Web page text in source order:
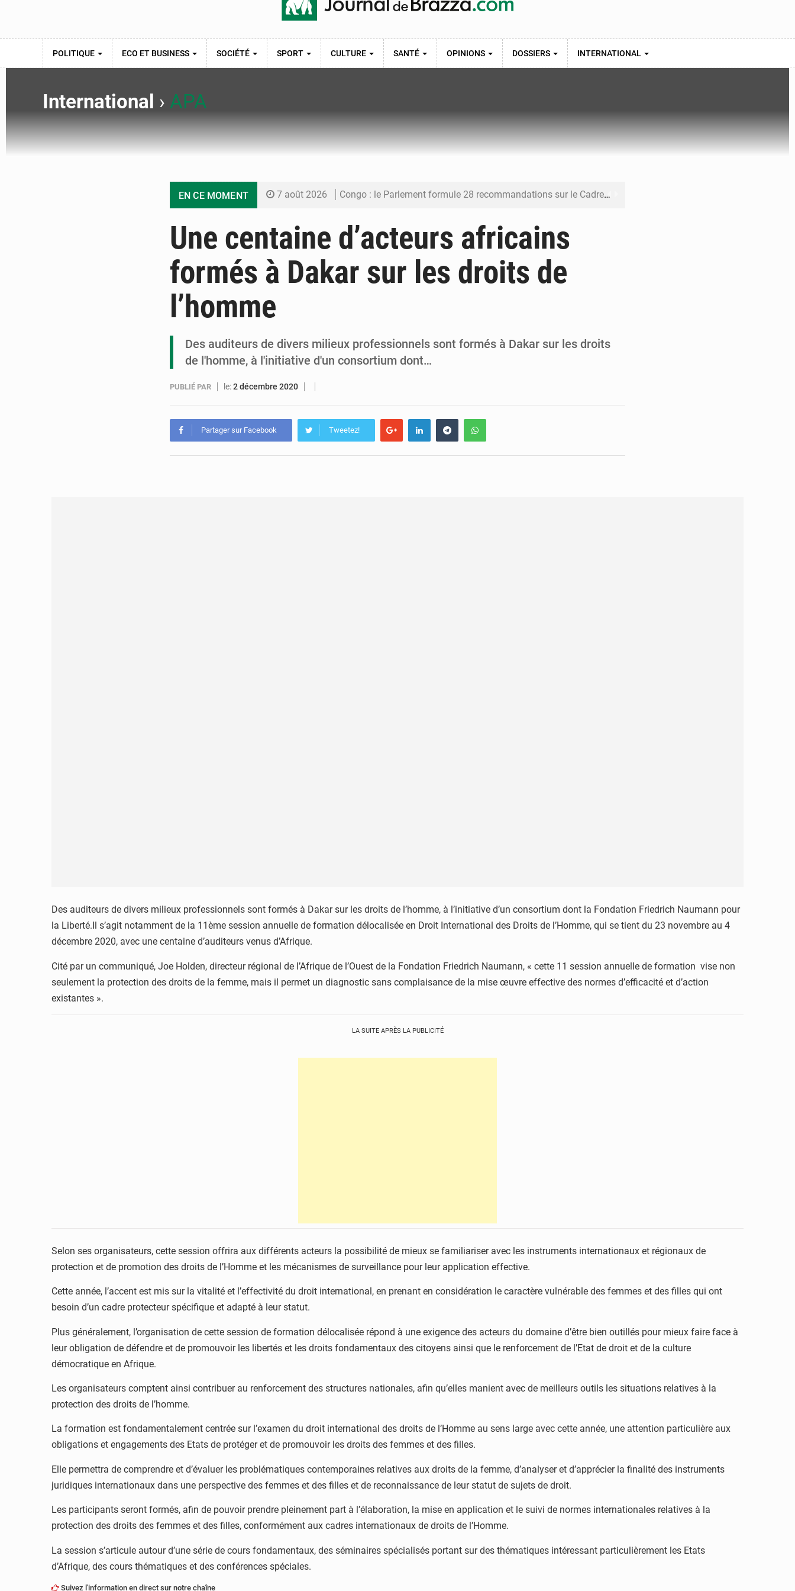
POLITIQUE ECO ET BUSINESS SOCIÉTÉ SPORT CULTURE SANTÉ OPINIONS DOSSIERS INTERNATIONAL
International › APA
EN CE MOMENT 7 août 2026 Congo : le Parlement formule 28 recommandations sur le Cadre budgétaire 2027-2029
7 août 2026 Congo : la Grande foire agricole pour renforcer la souveraineté alimentaire
7 août 2026 Congo-RDC : Brazzaville et Kinshasa renforcent leur coopération en faveur de la jeunesse
Une centaine d’acteurs africains
formés à Dakar sur les droits de
l’homme
Des auditeurs de divers milieux professionnels sont formés à Dakar sur les droits
de l'homme, à l'initiative d'un consortium dont…
PUBLIÉ PAR le:2 décembre 2020
Partager sur Facebook Tweetez!
Des auditeurs de divers milieux professionnels sont formés à Dakar sur les droits de l’homme, à l’initiative d’un consortium dont la Fondation Friedrich Naumann pour
la Liberté.Il s’agit notamment de la 11ème session annuelle de formation délocalisée en Droit International des Droits de l’Homme, qui se tient du 23 novembre au 4
décembre 2020, avec une centaine d’auditeurs venus d’Afrique.
Cité par un communiqué, Joe Holden, directeur régional de l’Afrique de l’Ouest de la Fondation Friedrich Naumann, « cette 11 session annuelle de formation vise non
seulement la protection des droits de la femme, mais il permet un diagnostic sans complaisance de la mise œuvre effective des normes d’efficacité et d’action
existantes ».
LA SUITE APRÈS LA PUBLICITÉ
Selon ses organisateurs, cette session offrira aux différents acteurs la possibilité de mieux se familiariser avec les instruments internationaux et régionaux de
protection et de promotion des droits de l’Homme et les mécanismes de surveillance pour leur application effective.
Cette année, l’accent est mis sur la vitalité et l’effectivité du droit international, en prenant en considération le caractère vulnérable des femmes et des filles qui ont
besoin d’un cadre protecteur spécifique et adapté à leur statut.
Plus généralement, l’organisation de cette session de formation délocalisée répond à une exigence des acteurs du domaine d’être bien outillés pour mieux faire face à
leur obligation de défendre et de promouvoir les libertés et les droits fondamentaux des citoyens ainsi que le renforcement de l’Etat de droit et de la culture
démocratique en Afrique.
Les organisateurs comptent ainsi contribuer au renforcement des structures nationales, afin qu’elles manient avec de meilleurs outils les situations relatives à la
protection des droits de l’homme.
La formation est fondamentalement centrée sur l’examen du droit international des droits de l’Homme au sens large avec cette année, une attention particulière aux
obligations et engagements des Etats de protéger et de promouvoir les droits des femmes et des filles.
Elle permettra de comprendre et d’évaluer les problématiques contemporaines relatives aux droits de la femme, d’analyser et d’apprécier la finalité des instruments
juridiques internationaux dans une perspective des femmes et des filles et de reconnaissance de leur statut de sujets de droit.
Les participants seront formés, afin de pouvoir prendre pleinement part à l’élaboration, la mise en application et le suivi de normes internationales relatives à la
protection des droits des femmes et des filles, conformément aux cadres internationaux de droits de l’Homme.
La session s’articule autour d’une série de cours fondamentaux, des séminaires spécialisés portant sur des thématiques intéressant particulièrement les Etats
d’Afrique, des cours thématiques et des conférences spéciales.
Suivez l'information en direct sur notre chaîne